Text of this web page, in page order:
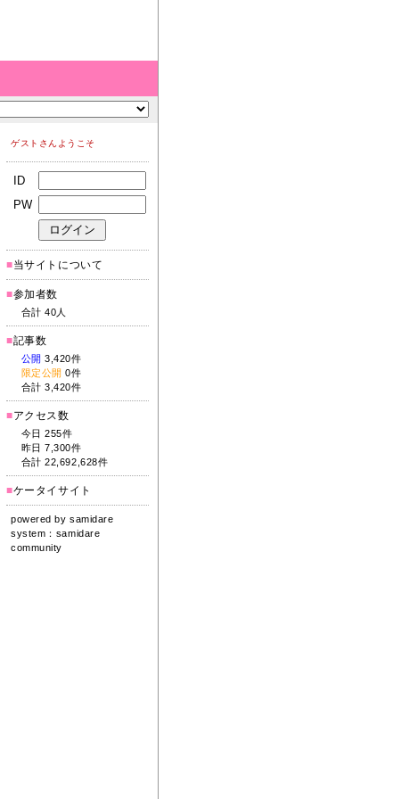
ゲストさんようこそ
ID
PW
■当サイトについて
■参加者数
合計 40人
■記事数
公開 3,420件
限定公開 0件
合計 3,420件
■アクセス数
今日 255件
昨日 7,300件
合計 22,692,628件
■ケータイサイト
powered bysamidare
system： samidare
community